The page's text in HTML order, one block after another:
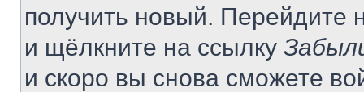
получить новый. Перейдите
и щёлкните на ссылку
и скоро вы снова сможете